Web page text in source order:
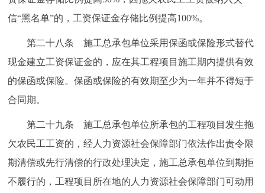
信“黑名单”的，工资保证金存储比例提高100%。
第二十八条 施工总承包单位采用保函或保险形式替代
现金建立工资保证金的，应在其工程项目施工期内提供有效
的保函或保险。保函或保险的有效期至少为一年并不得短于
合同期。
第二十九条 施工总承包单位所承包的工程项目发生拖
欠农民工工资的，经人力资源社会保障部门依法作出责令限
期清偿或先行清偿的行政处理决定，施工总承包单位到期拒
不履行的，工程项目所在地的人力资源社会保障部门可动用